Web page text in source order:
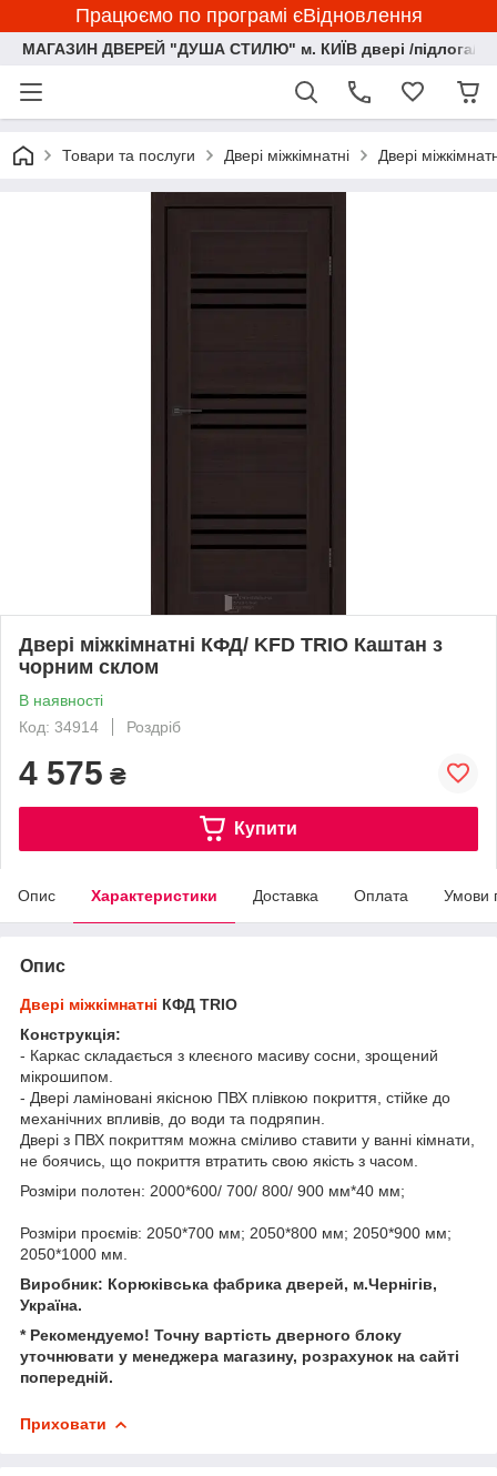
Працюємо по програмі єВідновлення
МАГАЗИН ДВЕРЕЙ "ДУША СТИЛЮ" м. КИЇВ двері /підлога/
Товари та послуги Двері міжкімнатні Двері
Двері міжкімнатні КФД/ KFD TRIO Каштан з
чорним склом
В наявності
Код: 34914
Роздріб
4 575 ₴
Купити
Опис Характеристики Доставка Оплата Умови
Опис
Двері міжкімнатні КФД TRIO
Конструкція:
- Каркас складається з клеєного масиву сосни, зрощений
мікрошипом.
- Двері ламіновані якісною ПВХ плівкою покриття, стійке до
механічних впливів, до води та подряпин.
Двері з ПВХ покриттям можна сміливо ставити у ванні кімнати,
не боячись, що покриття втратить свою якість з часом.
Розміри полотен: 2000*600/ 700/ 800/ 900 мм*40 мм;
Розміри проємів: 2050*700 мм; 2050*800 мм; 2050*900 мм;
2050*1000 мм.
Виробник: Корюківська фабрика дверей, м.Чернігів,
Україна.
* Рекомендуемо! Точну вартість дверного блоку
уточнювати у менеджера магазину, розрахунок на сайті
попередній.
Приховати